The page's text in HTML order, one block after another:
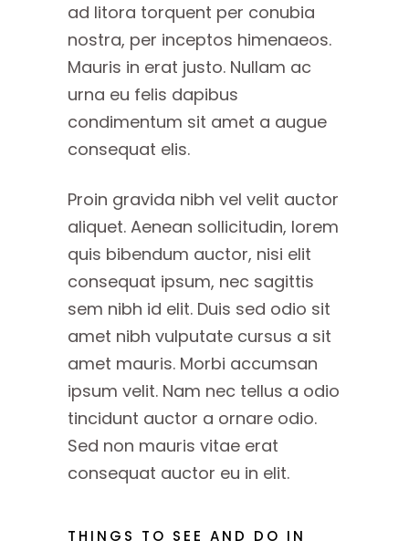
ad litora torquent per conubia
nostra, per inceptos himenaeos.
Mauris in erat justo. Nullam ac
urna eu felis dapibus
condimentum sit amet a augue
consequat elis.
Proin gravida nibh vel velit auctor
aliquet. Aenean sollicitudin, lorem
quis bibendum auctor, nisi elit
consequat ipsum, nec sagittis
sem nibh id elit. Duis sed odio sit
amet nibh vulputate cursus a sit
amet mauris. Morbi accumsan
ipsum velit. Nam nec tellus a odio
tincidunt auctor a ornare odio.
Sed non mauris vitae erat
consequat auctor eu in elit.
THINGS TO SEE AND DO IN